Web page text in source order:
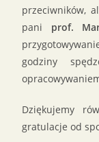
przeciwników,
pani prof.
godziny
Dziękujemy
gratulacje od